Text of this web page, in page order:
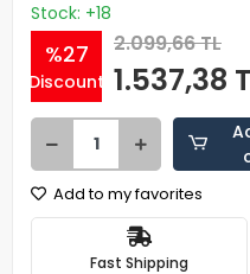
Stock: +18
%27
Discount
2.099,66 TL
1.537,38
Add to my favorites
Fast Shipping